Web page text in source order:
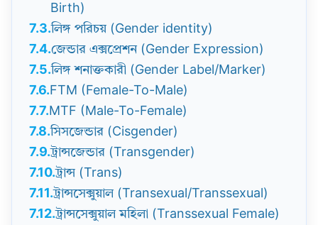
Birth)
7.3.লিঙ্গ পরিচয় (Gender identity)
7.4.জেন্ডার এক্সপ্রেশন (Gender Expression)
7.5.লিঙ্গ শনাক্তকারী (Gender Label/Marker)
7.6. FTM (Female-To-Male)
7.7. MTF (Male-To-Female)
7.8.সিসজেন্ডার (Cisgender)
7.9.ট্রান্সজেন্ডার (Transgender)
7.10.ট্রান্স (Trans)
7.11.ট্রান্সসেক্সুয়াল (Transexual/Transsexual)
7.12.ট্রান্সসেক্সুয়াল মহিলা (Transsexual Female)